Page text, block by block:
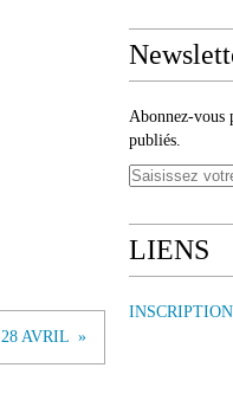
AVRIL
Abonnez-vous
publiés.
LIENS